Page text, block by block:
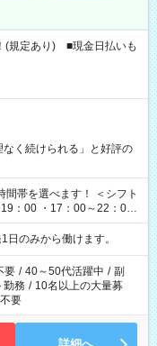
(規定あり) ■現金日払いも
く続けられる」と好評の
：00 ・17：00～22：00
00 など
のみから働けます。
要 / 40～50代活躍中 / 副
勤務 / 10名以上の大量募
要